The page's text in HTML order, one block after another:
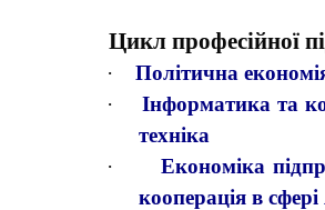
Цикл професійної
·
Політична
·
Інформатика та
техніка
·
Економіка
кооперація в